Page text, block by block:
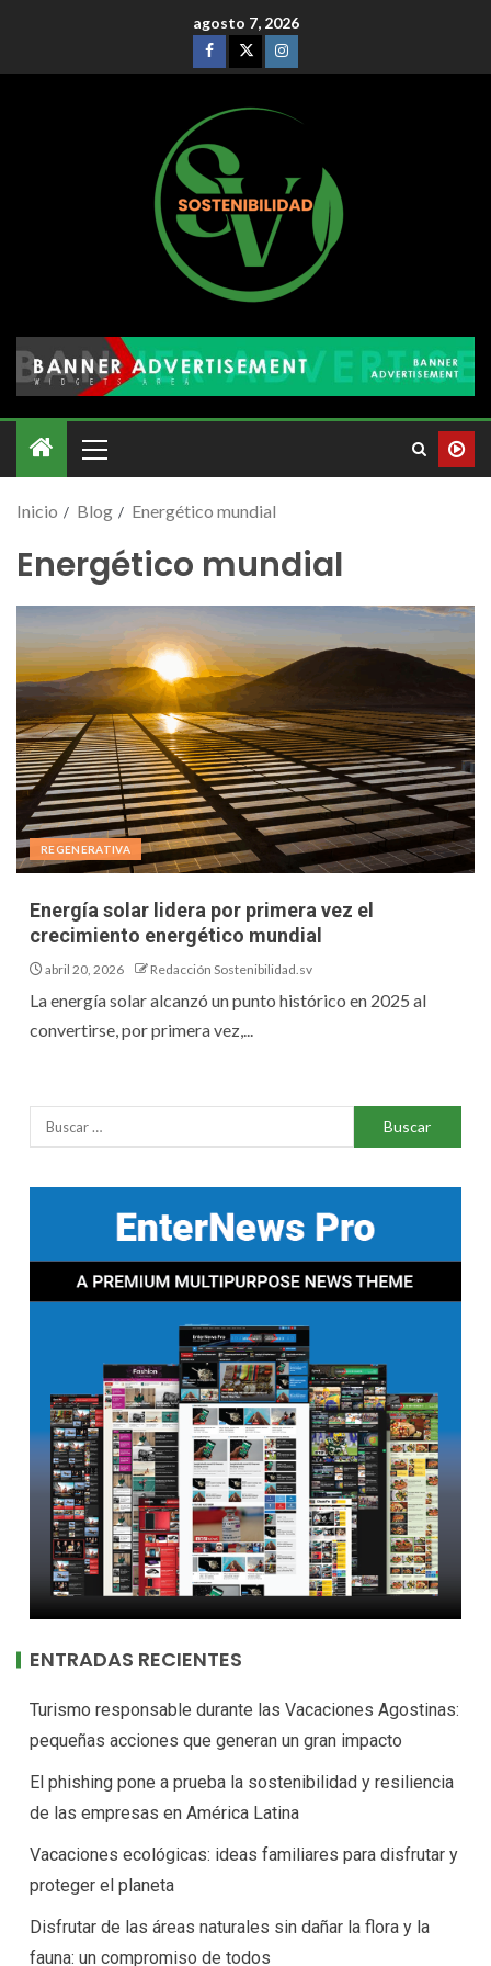
agosto 7, 2026
Inicio Blog Energético mundial
Energético mundial
REGENERATIVA
Energía solar lidera por primera vez el
crecimiento energético mundial
abril 20, 2026 Redacción Sostenibilidad.sv
La energía solar alcanzó un punto histórico en 2025 al
convertirse, por primera vez,...
ENTRADAS RECIENTES
Turismo responsable durante las Vacaciones Agostinas:
pequeñas acciones que generan un gran impacto
El phishing pone a prueba la sostenibilidad y resiliencia
de las empresas en América Latina
Vacaciones ecológicas: ideas familiares para disfrutar y
proteger el planeta
Disfrutar de las áreas naturales sin dañar la flora y la
fauna: un compromiso de todos